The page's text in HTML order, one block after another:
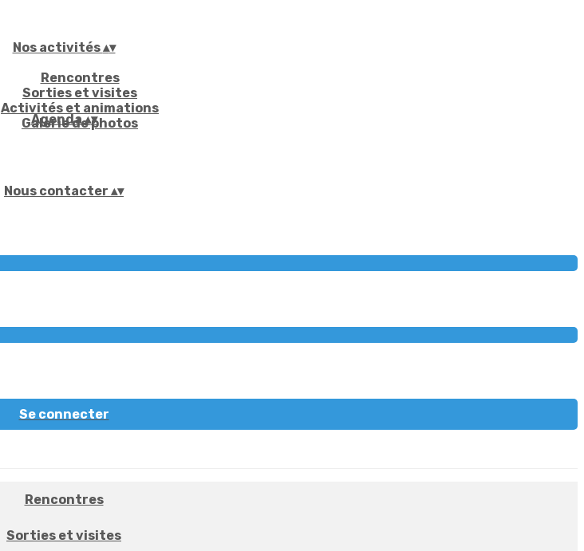
Nos activités▴▾
Rencontres
Sorties et visites
Activités et animations
Galerie de photos
Agenda▴▾
Nous contacter ▴▾
Se connecter
Rencontres
Sorties et visites